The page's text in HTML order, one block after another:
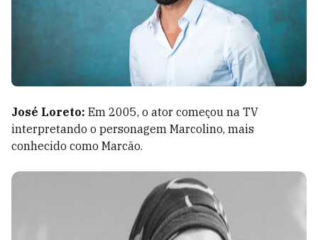
José Loreto: Em 2005, o ator começou na TV
interpretando o personagem Marcolino, mais
conhecido como Marcão.